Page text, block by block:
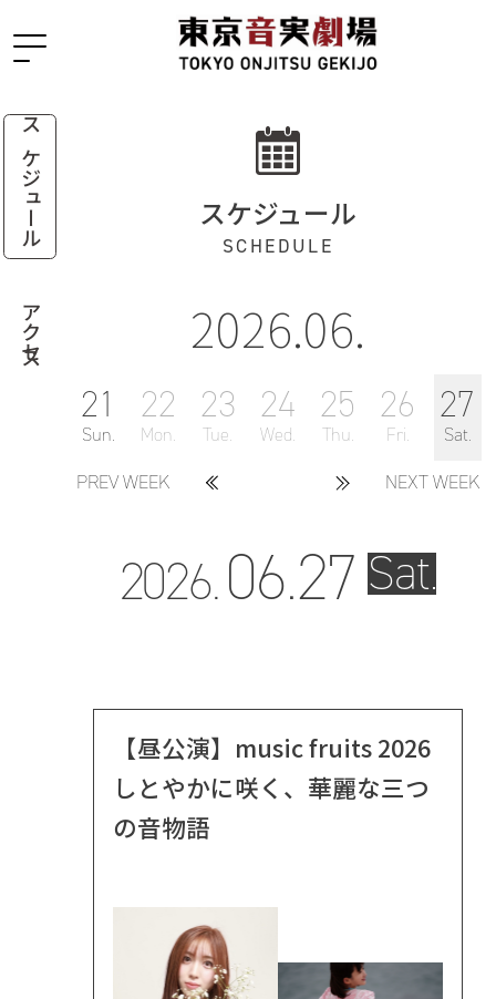
スケジュール
アクセス
スケジュール
SCHEDULE
2026.06.
PREV WEEK
21
Sun.
22
Mon.
23
Tue.
24
Wed.
25
Thu.
26
Fri.
27
Sat.
NEXT WEEK
2026.06.27 Sat.
【昼公演】music fruits 2026
しとやかに咲く、華麗な三つ
の音物語